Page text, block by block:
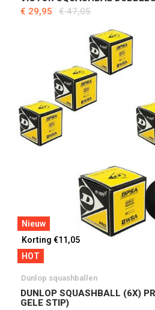
€ 29,95
€ 47,05
Nieuw
Korting €11,05
HOT
Dunlop squashballen
DUNLOP SQUASHBALL (6X)
GELE STIP)